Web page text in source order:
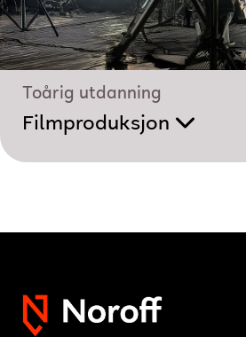
Toårig utdanning
Filmproduksjon